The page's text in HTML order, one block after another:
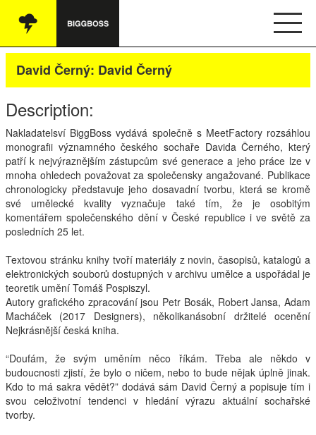
Vše
Audio
Knihy
Ostatní
Obchodní podmínky
Kontakt
Interpreti
David Černý: David Černý
Description:
Nakladatelsví BiggBoss vydává společně s MeetFactory rozsáhlou
monografii významného českého sochaře Davida Černého, který
patří k nejvýraznějším zástupcům své generace a jeho práce lze v
mnoha ohledech považovat za společensky angažované. Publikace
chronologicky představuje jeho dosavadní tvorbu, která se kromě
své umělecké kvality vyznačuje také tím, že je osobitým
komentářem společenského dění v České republice i ve světě za
posledních 25 let.
Textovou stránku knihy tvoří materiály z novin, časopisů, katalogů a
elektronických souborů dostupných v archivu umělce a uspořádal je
teoretik umění Tomáš Pospiszyl.
Autory grafického zpracování jsou Petr Bosák, Robert Jansa, Adam
Macháček (2017 Designers), několikanásobní držitelé ocenění
Nejkrásnější česká kniha.
“Doufám, že svým uměním něco říkám. Třeba ale někdo v
budoucnosti zjistí, že bylo o ničem, nebo to bude nějak úplně jinak.
Kdo to má sakra vědět?” dodává sám David Černý a popisuje tím i
svou celoživotní tendenci v hledání výrazu aktuální sochařské
tvorby.